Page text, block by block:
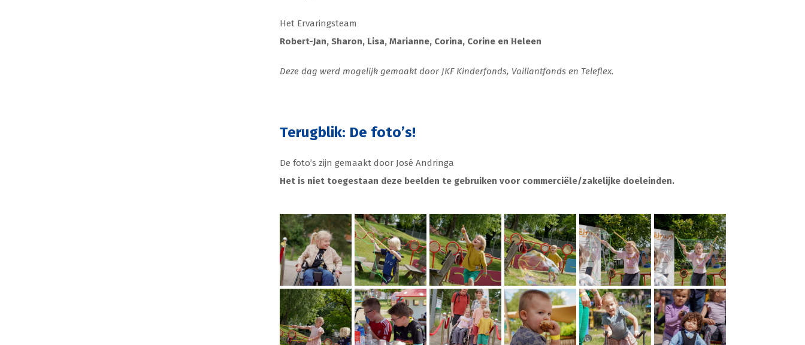
Het Ervaringsteam
Robert-Jan, Sharon, Lisa, Marianne, Corina, Corine en Heleen
Deze dag werd mogelijk gemaakt door JKF Kinderfonds, Vaillantfonds en Teleflex.
Terugblik: De foto’s!
De foto’s zijn gemaakt door José Andringa
Het is niet toegestaan deze beelden te gebruiken voor commerciële/zakelijke doeleinden.